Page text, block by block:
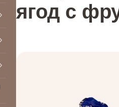
ягод с